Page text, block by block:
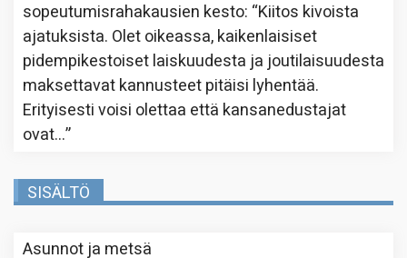
sopeutumisrahakausien kesto: “Kiitos kivoista
ajatuksista. Olet oikeassa, kaikenlaisiset
pidempikestoiset laiskuudesta ja joutilaisuudesta
maksettavat kannusteet pitäisi lyhentää.
Erityisesti voisi olettaa että kansanedustajat
ovat…”
SISÄLTÖ
Asunnot ja metsä